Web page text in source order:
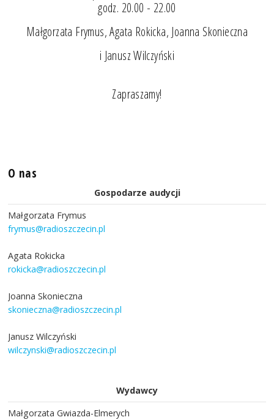
godz. 20.00 - 22.00
Małgorzata Frymus, Agata Rokicka, Joanna Skonieczna
i Janusz Wilczyński
Zapraszamy!
O nas
Gospodarze audycji
Małgorzata Frymus
frymus@radioszczecin.pl
Agata Rokicka
rokicka@radioszczecin.pl
Joanna Skonieczna
skonieczna@radioszczecin.pl
Janusz Wilczyński
wilczynski@radioszczecin.pl
Wydawcy
Małgorzata Gwiazda-Elmerych